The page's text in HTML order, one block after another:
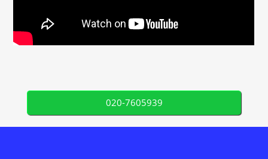
020-7605939